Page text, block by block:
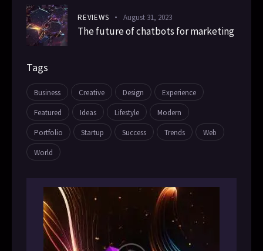
REVIEWS August 31, 2023
The future of chatbots for marketing
Tags
Business Creative Design
Experience
Featured
Ideas Lifestyle
Modern
Portfolio
Startup Success Trends
Web
World